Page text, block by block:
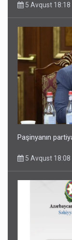
5 Avqust 18:18
Paşinyanın
5 Avqust 18:08